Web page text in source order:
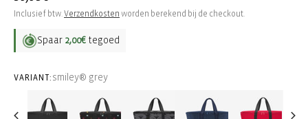
prijs
Inclusief btw.Verzendkosten worden berekend bij de checkout.
Spaar 2,00€ tegoed
VARIANT: smiley® grey